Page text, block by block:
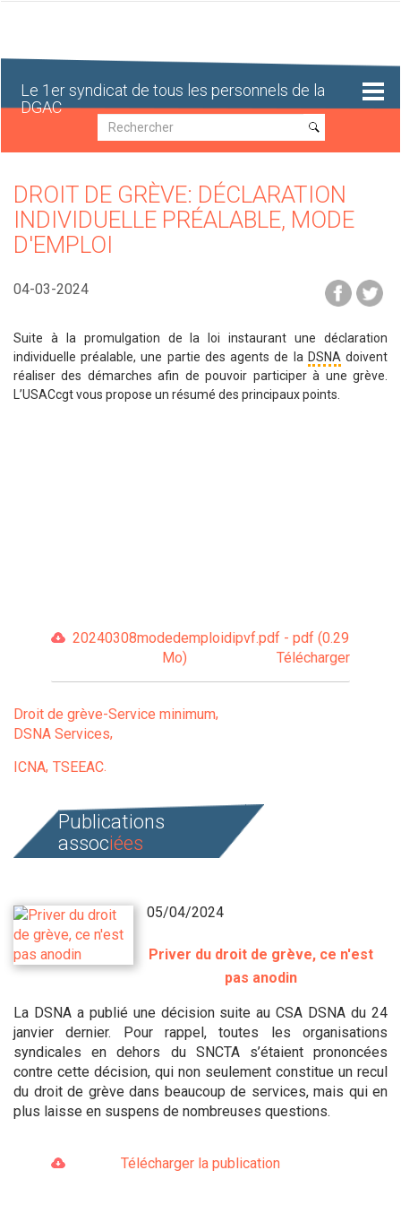
Le 1er syndicat de tous les personnels de la
DGAC
Recherche
Recherche
DROIT DE GRÈVE: DÉCLARATION
INDIVIDUELLE PRÉALABLE, MODE
D'EMPLOI
04-03-2024
Suite à la promulgation de la loi instaurant une déclaration
individuelle préalable, une partie des agents de la DSNA doivent
réaliser des démarches afin de pouvoir participer à une grève.
L’USACcgt vous propose un résumé des principaux points.
20240308modedemploidipvf.pdf - pdf (0.29
Mo)
Télécharger
Droit de grève-Service minimum
DSNA Services
ICNA TSEEAC
Publications
associées
05/04/2024
Priver du droit de grève, ce n'est
pas anodin
La DSNA a publié une décision suite au CSA DSNA du 24
janvier dernier. Pour rappel, toutes les organisations
syndicales en dehors du SNCTA s’étaient prononcées
contre cette décision, qui non seulement constitue un recul
du droit de grève dans beaucoup de services, mais qui en
plus laisse en suspens de nombreuses questions.
Télécharger la publication